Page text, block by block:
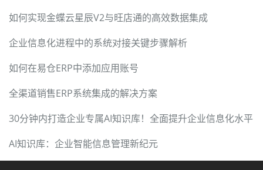
如何实现金蝶云星辰V2与旺店通的高效数据集成
企业信息化进程中的系统对接关键步骤解析
如何在易仓ERP中添加应用账号
全渠道销售ERP系统集成的解决方案
30分钟内打造企业专属AI知识库！全面提升企业信息化水平
AI知识库：企业智能信息管理新纪元